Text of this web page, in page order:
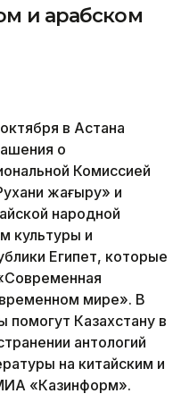
и арабском
в Астана
о
Комиссией
жаңғыру» и
народной
культуры и
Египет, которые
мире». В
помогут Казахстану в
антологий
на китайским и
«Казинформ».